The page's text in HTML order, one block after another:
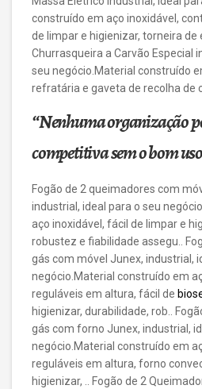
construído em aço inoxidável,
de limpar e higienizar, torneira de
Churrasqueira a Carvão Especial
seu negócio.Material construído
refratária e gaveta de recolha de
“Nenhuma organização
competitiva sem o bom
Fogão de 2 queimadores com
industrial, ideal para o seu
aço inoxidável, fácil de limpar e
robustez e fiabilidade assegu..
gás com móvel Junex, industrial,
negócio.Material construído em
reguláveis em altura, fácil de
higienizar, durabilidade, rob..
gás com forno Junex, industrial,
negócio.Material construído em
reguláveis em altura, forno
higienizar, .. Fogão de 2